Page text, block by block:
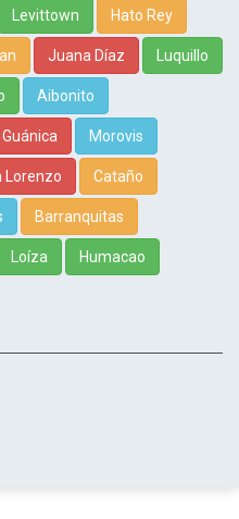
Levittown Hato Rey
Juana Díaz Luquillo
Aibonito
Guánica Morovis
Lorenzo Cataño
Barranquitas
Loíza Humacao